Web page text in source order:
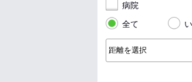
病院
全て